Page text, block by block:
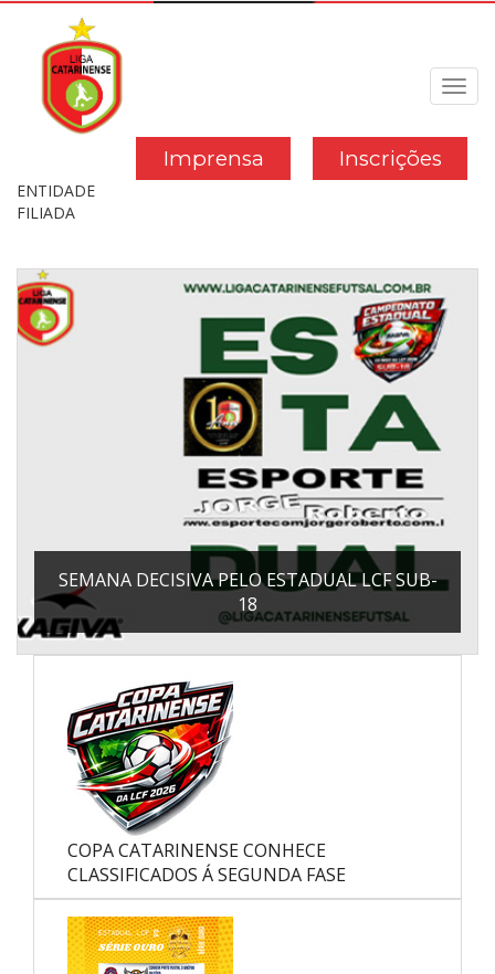
Inscrições
Imprensa
ENTIDADE
FILIADA
SEMANA DECISIVA PELO ESTADUAL LCF SUB-
18
COPA CATARINENSE CONHECE
CLASSIFICADOS Á SEGUNDA FASE